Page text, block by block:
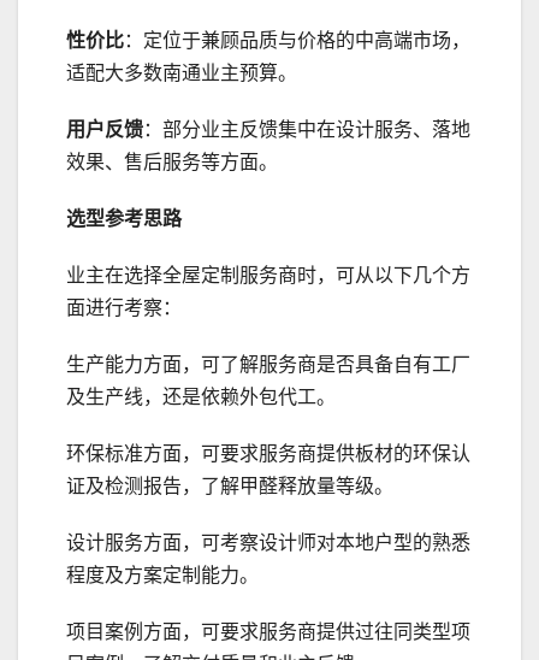
性价比：定位于兼顾品质与价格的中高端市场，
适配大多数南通业主预算。
用户反馈：部分业主反馈集中在设计服务、落地
效果、售后服务等方面。
选型参考思路
业主在选择全屋定制服务商时，可从以下几个方
面进行考察：
生产能力方面，可了解服务商是否具备自有工厂
及生产线，还是依赖外包代工。
环保标准方面，可要求服务商提供板材的环保认
证及检测报告，了解甲醛释放量等级。
设计服务方面，可考察设计师对本地户型的熟悉
程度及方案定制能力。
项目案例方面，可要求服务商提供过往同类型项